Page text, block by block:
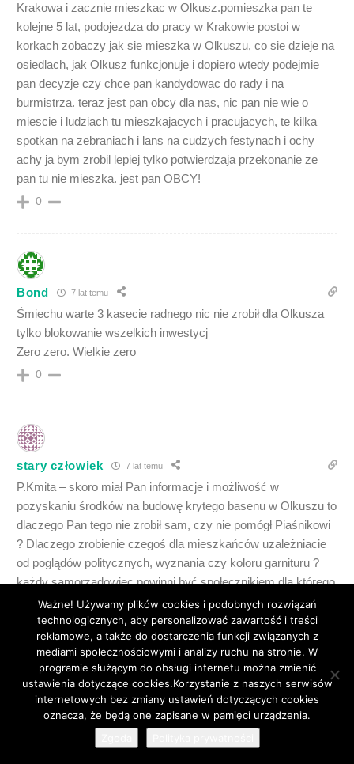
Krakowa i zacznie mieszkac w Olkusz.pomieszka pan te
kolejne 5 lat, podojezdza do pracy w Krakowie postoi w
korkach zobaczy jak sie mieszka w Olkuszu, co sie dzieje na
osiedlach, jak Olkusz funkcjonuje i dopiero wtedy podejmie
pan decyzje czy chce pan kandydowac do rady i na
burmistrza. teraz jest pan obcy dla nas, nic pan nie wie o
miescie i ludziach tu mieszkajacych i pracujacych, te kilka
spotkan na zebraniach i lans na cudzych festynach i ochy
achy ja bym zrobil lepiej tylko potwierdzaja przekonanie ze
pan tu nie mieszka. jest pan OBCY!
0
Bond 7 lat temu
Śmiechu warte 3 kasecie radnego nic nie zrobił dla Olkusza
tylko blokowanie wszelkich inwestycj
Zero zero. Wielkie zero
0
stary człowiek 7 lat temu
P.Kmita – skoro miał Pan informacje i możliwość w
pozyskaniu środków na budowę krytego basenu w Olkuszu to
dlaczego Pan tego nie zrobił sam, czy nie pomógł Piaśnikowi
? Dlaczego zrobienie czegoś dla mieszkańców uzależniacie
od poglądów politycznych, wyznania czy koloru garnituru ?
każdy samorządowiec powinni być społecznikiem dla którego
dobro miasta jest ważniejsze niż jakieś tam „życzliwe „relacje
w województwie. Obietnice wszystkich kandydatów
zakrawają na szantaż, coś za coś,nic za darmo.
Ważne! Używamy plików cookies i podobnych rozwiązań
technologicznych, aby personalizować zawartość i treści
reklamowe, a także do dostarczenia funkcji związanych z
mediami społecznościowymi i analizy ruchu na stronie. W
programie służącym do obsługi internetu można zmienić
ustawienia dotyczące cookies.Korzystanie z naszych serwisów
internetowych bez zmiany ustawień dotyczących cookies
oznacza, że będą one zapisane w pamięci urządzenia.